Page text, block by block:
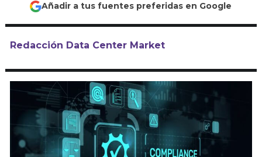
Añadir a tus fuentes preferidas en Google
Redacción Data Center Market